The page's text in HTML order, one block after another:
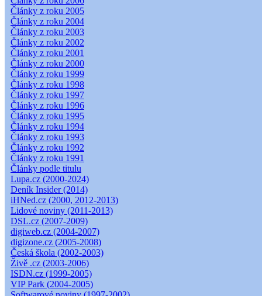
Články z roku 2005
Články z roku 2004
Články z roku 2003
Články z roku 2002
Články z roku 2001
Články z roku 2000
Články z roku 1999
Články z roku 1998
Články z roku 1997
Články z roku 1996
Články z roku 1995
Články z roku 1994
Články z roku 1993
Články z roku 1992
Články z roku 1991
Články podle titulu
Lupa.cz (2000-2024)
Deník Insider (2014)
iHNed.cz (2000, 2012-2013)
Lidové noviny (2011-2013)
DSL.cz (2007-2009)
digiweb.cz (2004-2007)
digizone.cz (2005-2008)
Česká škola (2002-2003)
Živě .cz (2003-2006)
ISDN.cz (1999-2005)
VIP Park (2004-2005)